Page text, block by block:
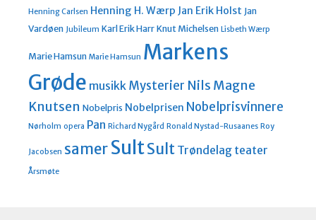
Henning Carlsen Henning H. Wærp Jan Erik Holst Jan
Vardøen Jubileum Karl Erik HarrKnut Michelsen Lisbeth Wærp
Marie Hamsun Marie Hamsun Markens
Grøde musikk Mysterier Nils Magne
Knutsen Nobelpris Nobelprisen Nobelprisvinnere
Nørholm opera Pan Richard Nygård Ronald Nystad-Rusaanes Roy
Jacobsen samerSultSult Trøndelag teater
Årsmøte